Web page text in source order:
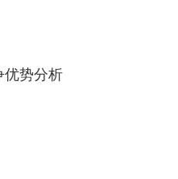
优势分析